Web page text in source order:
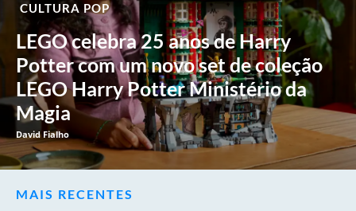
CULTURA POP
LEGO celebra 25 anos de Harry
Potter com um novo set de coleção
LEGO Harry Potter Ministério da
Magia
David Fialho
MAIS RECENTES